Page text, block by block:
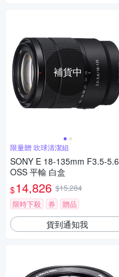
補貨中
限量贈 吹球清潔組
SONY E 18-135mm F3.5-5.6
OSS 平輸 白盒
$14,826 $15,284
限時下殺
券 贈品
貨到通知我